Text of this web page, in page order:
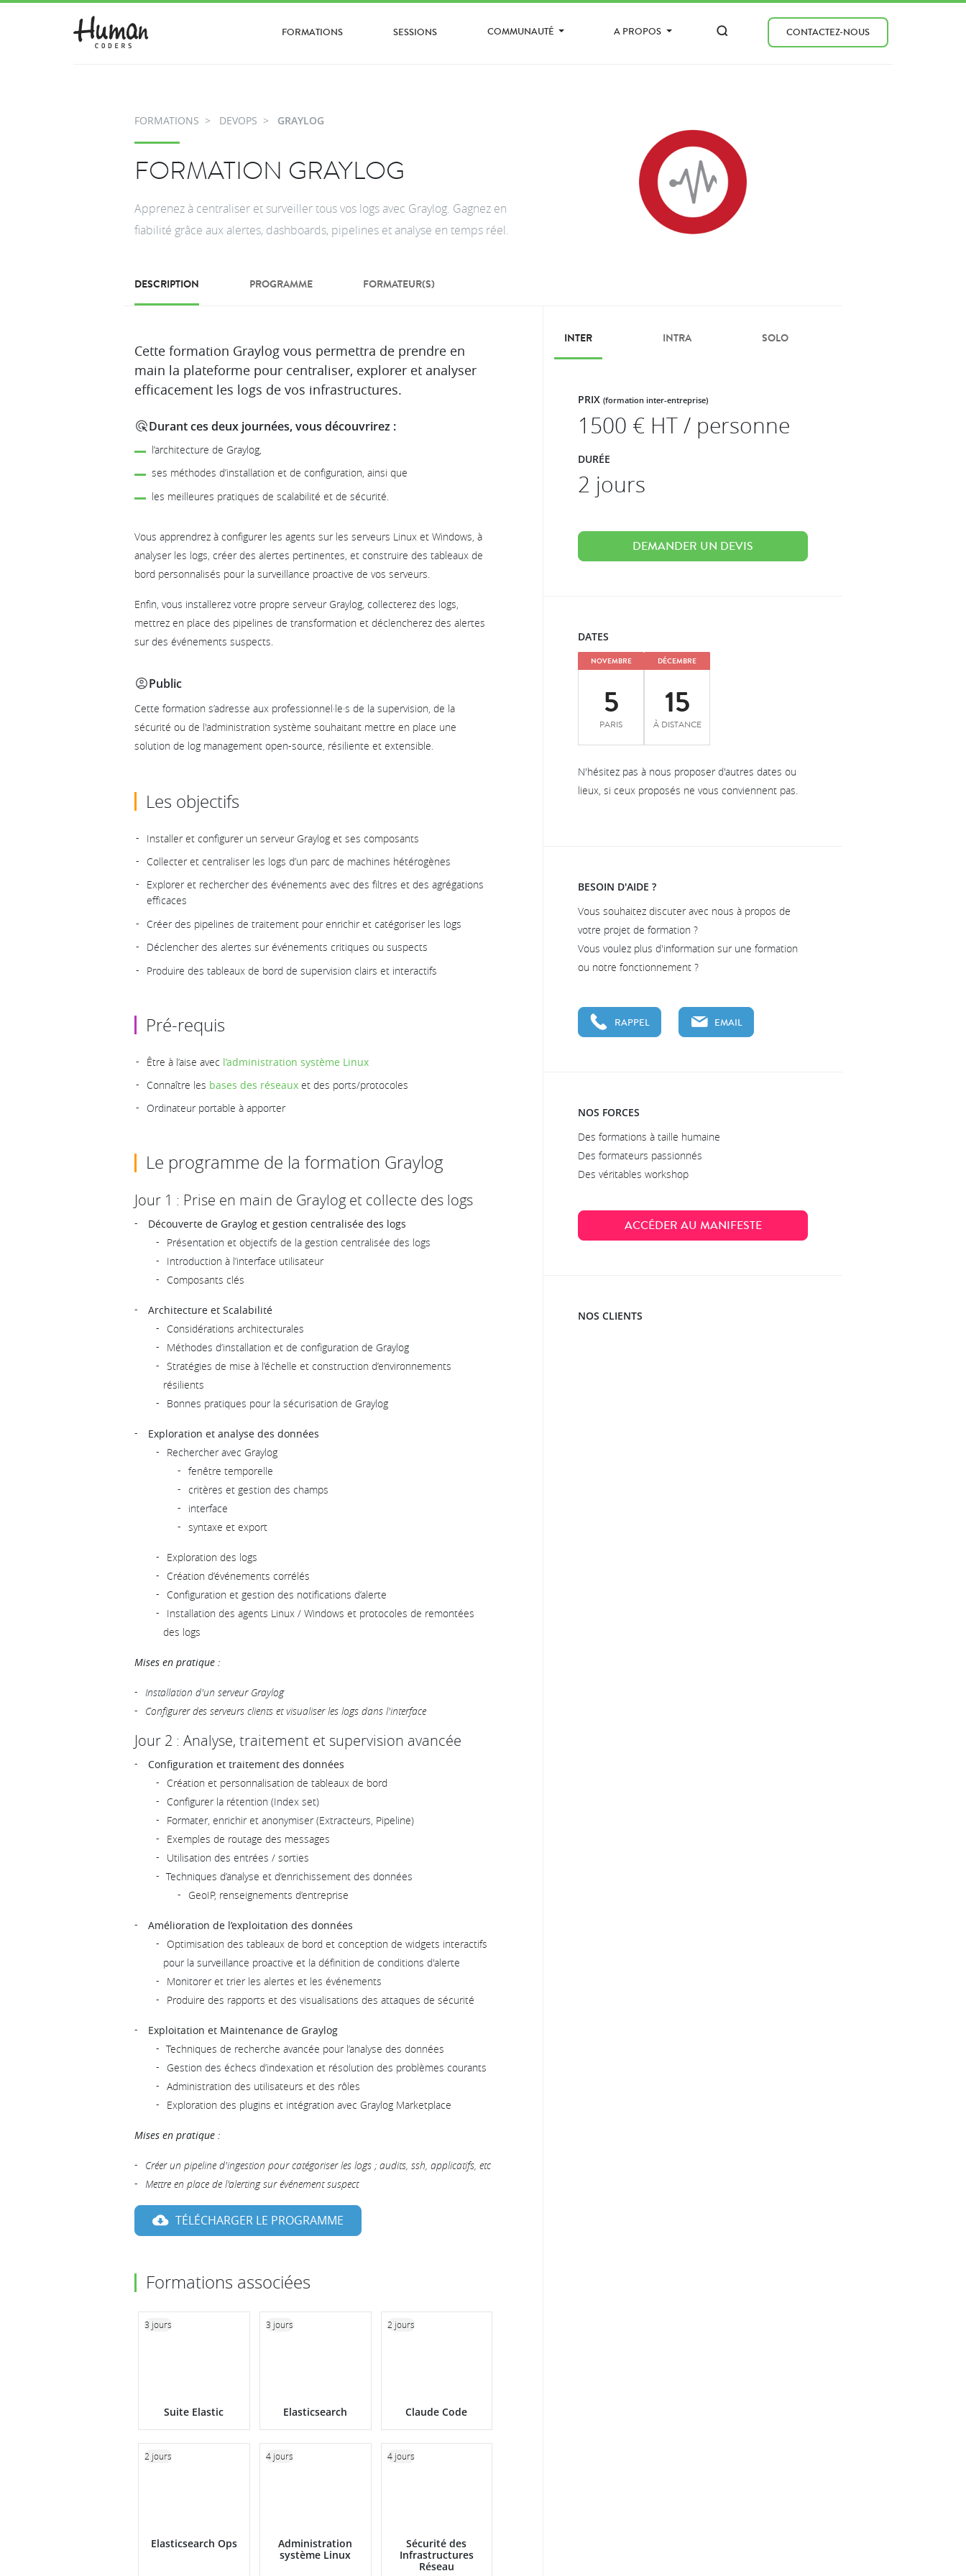
FORMATIONS SESSIONS COMMUNAUTÉ A PROPOS CONTACTEZ-NOUS
FORMATIONS DEVOPS GRAYLOG
FORMATION GRAYLOG
Apprenez à centraliser et surveiller tous vos logs avec Graylog. Gagnez en
fiabilité grâce aux alertes, dashboards, pipelines et analyse en temps réel.
DESCRIPTION PROGRAMME FORMATEUR(S)
Description
Cette formation Graylog vous permettra de prendre en
main la plateforme pour centraliser, explorer et analyser
efficacement les logs de vos infrastructures.
Durant ces deux journées, vous découvrirez :
l’architecture de Graylog,
ses méthodes d’installation et de configuration, ainsi que
les meilleures pratiques de scalabilité et de sécurité.
Vous apprendrez à configurer les agents sur les serveurs Linux et Windows, à
analyser les logs, créer des alertes pertinentes, et construire des tableaux de
bord personnalisés pour la surveillance proactive de vos serveurs.
Enfin, vous installerez votre propre serveur Graylog, collecterez des logs,
mettrez en place des pipelines de transformation et déclencherez des alertes
sur des événements suspects.
Public
Cette formation s’adresse aux professionnel·le·s de la supervision, de la
sécurité ou de l'administration système souhaitant mettre en place une
solution de log management open-source, résiliente et extensible.
Les objectifs
Installer et configurer un serveur Graylog et ses composants
Collecter et centraliser les logs d’un parc de machines hétérogènes
Explorer et rechercher des événements avec des filtres et des agrégations
efficaces
Créer des pipelines de traitement pour enrichir et catégoriser les logs
Déclencher des alertes sur événements critiques ou suspects
Produire des tableaux de bord de supervision clairs et interactifs
Pré-requis
Être à l’aise avec l’administration système Linux
Connaître les bases des réseaux et des ports/protocoles
Ordinateur portable à apporter
Le programme de la formation Graylog
Jour 1 : Prise en main de Graylog et collecte des logs
Découverte de Graylog et gestion centralisée des logs
Présentation et objectifs de la gestion centralisée des logs
Introduction à l’interface utilisateur
Composants clés
Architecture et Scalabilité
Considérations architecturales
Méthodes d’installation et de configuration de Graylog
Stratégies de mise à l’échelle et construction d’environnements
résilients
Bonnes pratiques pour la sécurisation de Graylog
Exploration et analyse des données
Rechercher avec Graylog
fenêtre temporelle
critères et gestion des champs
interface
syntaxe et export
Exploration des logs
Création d’événements corrélés
Configuration et gestion des notifications d’alerte
Installation des agents Linux / Windows et protocoles de remontées
des logs
Mises en pratique :
Installation d'un serveur Graylog
Configurer des serveurs clients et visualiser les logs dans l'interface
Jour 2 : Analyse, traitement et supervision avancée
Configuration et traitement des données
Création et personnalisation de tableaux de bord
Configurer la rétention (Index set)
Formater, enrichir et anonymiser (Extracteurs, Pipeline)
Exemples de routage des messages
Utilisation des entrées / sorties
Techniques d’analyse et d’enrichissement des données
GeoIP, renseignements d’entreprise
Amélioration de l’exploitation des données
Optimisation des tableaux de bord et conception de widgets interactifs
pour la surveillance proactive et la définition de conditions d'alerte
Monitorer et trier les alertes et les événements
Produire des rapports et des visualisations des attaques de sécurité
Exploitation et Maintenance de Graylog
Techniques de recherche avancée pour l’analyse des données
Gestion des échecs d’indexation et résolution des problèmes courants
Administration des utilisateurs et des rôles
Exploration des plugins et intégration avec Graylog Marketplace
Mises en pratique :
Créer un pipeline d'ingestion pour catégoriser les logs ; audits, ssh, applicatifs, etc
Mettre en place de l'alerting sur événement suspect
TÉLÉCHARGER LE PROGRAMME
Formations associées
Suite Elastic
3 jours
Elasticsearch
3 jours
Claude Code
2 jours
Elasticsearch Ops
2 jours
Administration
système Linux
4 jours
Sécurité des
Infrastructures
Réseau
4 jours
INTER INTRA SOLO
PRIX(formation inter-entreprise)
1500 € HT / personne
DURÉE
2 jours
DEMANDER UN DEVIS
DATES
NOVEMBRE
5
PARIS
DÉCEMBRE
15
À DISTANCE
N'hésitez pas à nous proposer d'autres dates ou
lieux, si ceux proposés ne vous conviennent pas.
BESOIN D'AIDE ?
Vous souhaitez discuter avec nous à propos de
votre projet de formation ?
Vous voulez plus d'information sur une formation
ou notre fonctionnement ?
RAPPEL EMAIL
NOS FORCES
Des formations à taille humaine
Des formateurs passionnés
Des véritables workshop
ACCÉDER AU MANIFESTE
NOS CLIENTS